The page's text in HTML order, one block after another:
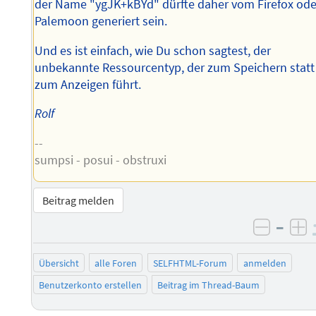
der Name "ygJK+kBYd" dürfte daher vom Firefox
Palemoon generiert sein.
Und es ist einfach, wie Du schon sagtest, der
unbekannte Ressourcentyp, der zum Speichern statt
zum Anzeigen führt.
Rolf
--
sumpsi - posui - obstruxi
Beitrag melden
–
Übersicht alle Foren SELFHTML-Forum
anmelden
Benutzerkonto erstellen
Beitrag im Thread-Baum